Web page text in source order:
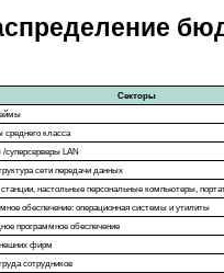
Секторы
класса
суперсерверы LAN
сети передачи данных
настольные персональные компьютеры,
обеспечение: операционная системы и утилиты
программное обеспечение
фирм
сотрудников